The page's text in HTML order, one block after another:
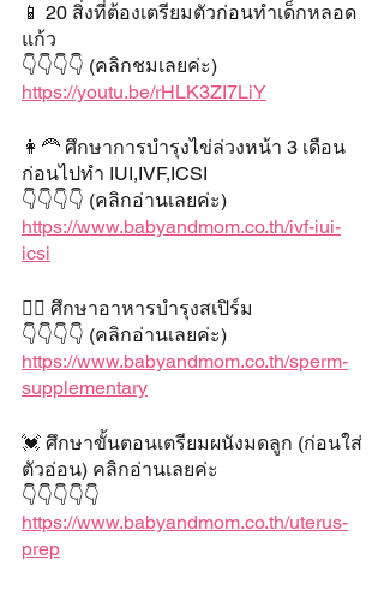
📱 20 สิ่งที่ต้องเตรียมตัวก่อนทำเด็กหลอด
แก้ว
👇👇👇👇 (คลิกชมเลยค่ะ)
https://youtu.be/rHLK3ZI7LiY
👩‍🦰 ศึกษาการบำรุงไข่ล่วงหน้า 3 เดือน
ก่อนไปทำ IUI,IVF,ICSI
👇👇👇👇 (คลิกอ่านเลยค่ะ)
https://www.babyandmom.co.th/ivf-iui-
icsi
👱‍♂️ ศึกษาอาหารบำรุงสเปิร์ม
👇👇👇👇 (คลิกอ่านเลยค่ะ)
https://www.babyandmom.co.th/sperm-
supplementary
💓 ศึกษาขั้นตอนเตรียมผนังมดลูก (ก่อนใส่
ตัวอ่อน) คลิกอ่านเลยค่ะ
👇👇👇👇👇
https://www.babyandmom.co.th/uterus-
prep